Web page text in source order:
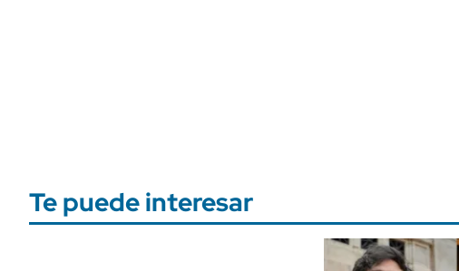
Te puede interesar